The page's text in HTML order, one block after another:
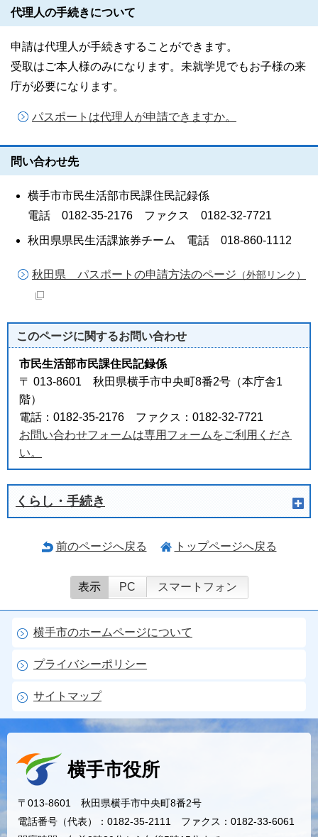
代理人の手続きについて
申請は代理人が手続きすることができます。
受取はご本人様のみになります。未就学児でもお子様の来
庁が必要になります。
パスポートは代理人が申請できますか。
問い合わせ先
横手市市民生活部市民課住民記録係
電話 0182-35-2176 ファクス 0182-32-7721
秋田県県民生活課旅券チーム 電話 018-860-1112
秋田県 パスポートの申請方法のページ （外部リンク）
このページに関するお問い合わせ
市民生活部市民課住民記録係
〒 013-8601 秋田県横手市中央町8番2号（本庁舎1
階）
電話：0182-35-2176 ファクス：0182-32-7721
お問い合わせフォームは専用フォームをご利用くださ
い。
くらし・手続き
前のページへ戻る トップページへ戻る
表示 PC スマートフォン
横手市のホームページについて
プライバシーポリシー
サイトマップ
横手市役所
〒013-8601 秋田県横手市中央町8番2号
電話番号（代表）：0182-35-2111 ファクス：0182-33-6061